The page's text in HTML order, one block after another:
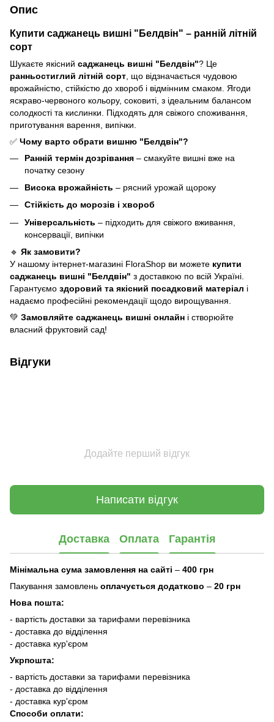
Опис
Купити саджанець вишні "Белдвін" – ранній літній
сорт
Шукаєте якісний саджанець вишні "Белдвін"? Це
ранньостиглий літній сорт , що відзначається чудовою
врожайністю, стійкістю до хвороб і відмінним смаком. Ягоди
яскраво-червоного кольору, соковиті, з ідеальним балансом
солодкості та кислинки. Підходять для свіжого споживання,
приготування варення, випічки.
✅ Чому варто обрати вишню "Белдвін"?
Ранній термін дозрівання – смакуйте вишні вже на
початку сезону
Висока врожайність – рясний урожай щороку
Стійкість до морозів і хвороб
Універсальність – підходить для свіжого вживання,
консервації, випічки
🔹 Як замовити?
У нашому інтернет-магазині FloraShop ви можете купити
саджанець вишні "Белдвін" з доставкою по всій Україні.
Гарантуємо здоровий та якісний посадковий матеріал і
надаємо професійні рекомендації щодо вирощування.
💚 Замовляйте саджанець вишні онлайн і створюйте
власний фруктовий сад!
Відгуки
Додайте перший відгук
Написати відгук
Доставка Оплата Гарантія
Мінімальна сума замовлення на сайті – 400 грн
Пакування замовлень оплачується додатково – 20 грн
Нова пошта:
- вартість доставки за тарифами перевізника
- доставка до відділення
- доставка кур'єром
Укрпошта:
- вартість доставки за тарифами перевізника
- доставка до відділення
- доставка кур'єром
Способи оплати: